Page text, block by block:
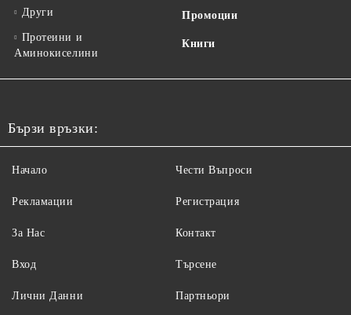
Други
Протеини и
Аминокиселини
Промоции
Книги
Бързи връзки:
Начало
Рекламации
За Нас
Вход
Чести Въпроси
Регистрация
Контакт
Търсене
Лични Данни Партньори